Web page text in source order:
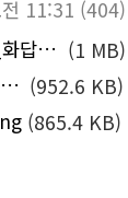
11:31 (404)
제7독서후_화답송.png (1 MB)
서간_후_화답송.png (952.6 KB)
(865.4 KB)